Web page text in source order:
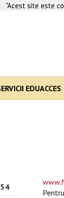
"Acest site este
EDUACCES